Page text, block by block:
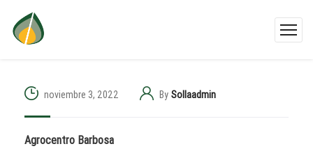
noviembre 3, 2022 By Sollaadmin
Agrocentro Barbosa